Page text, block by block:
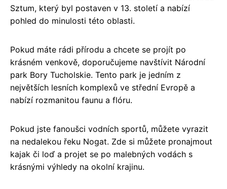
Sztum, který byl postaven v 13. století a nabízí
pohled do minulosti této oblasti.
Pokud máte rádi přírodu a chcete se projít po
krásném venkově, doporučujeme navštívit Národní
park Bory Tucholskie. Tento park je jedním z
největších lesních komplexů ve střední Evropě a
nabízí rozmanitou faunu a flóru.
Pokud jste fanoušci vodních sportů, můžete vyrazit
na nedalekou řeku Nogat. Zde si můžete pronajmout
kajak či loď a projet se po malebných vodách s
krásnými výhledy na okolní krajinu.